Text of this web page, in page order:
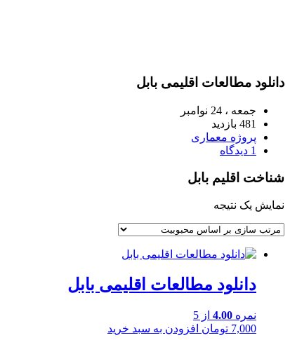
دانلود مطالعات اقلیمی بابل
جمعه ، 24 نوامبر
481 بازدید
پروژه معماری
1 دیدگاه
شناخت اقلیم بابل
نمایش یک نتیجه
دانلود مطالعات اقلیمی بابل
نمره 4.00 از 5
7,000 تومان افزودن به سبد خرید